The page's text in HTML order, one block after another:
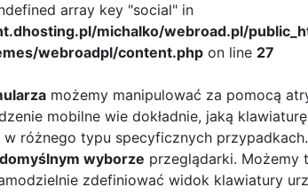
array key "social" in
michalko/webroad.pl/
webroadpl/content.phpon line 27
możemy manipulować za pomocą
mobilne wie dokładnie, jaką
w różnego typu specyficznych
domyślnym wyborze przeglądarki. Możemy
zdefiniować widok klawiatury